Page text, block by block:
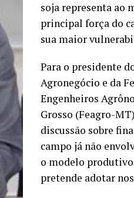
soja representa ao
principal força do
sua maior
Para o presidente
Agronegócio e da
Engenheiros
Grosso (Feagro-
discussão sobre
campo já não
o modelo
pretende adotar